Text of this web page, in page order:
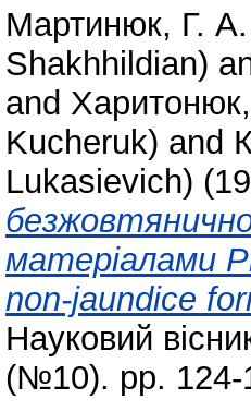
Мартинюк, Г.
Shakhhildian)
and
Kucheruk) and
Lukasievich)
матеріалами
non-jaundice
Науковий
(№10). pp. 124-